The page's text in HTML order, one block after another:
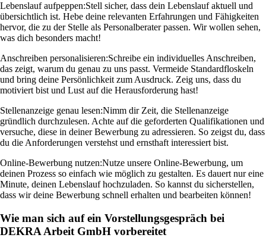
Lebenslauf aufpeppen:Stell sicher, dass dein Lebenslauf aktuell und
übersichtlich ist. Hebe deine relevanten Erfahrungen und Fähigkeiten
hervor, die zu der Stelle als Personalberater passen. Wir wollen sehen,
was dich besonders macht!
Anschreiben personalisieren:Schreibe ein individuelles Anschreiben,
das zeigt, warum du genau zu uns passt. Vermeide Standardfloskeln
und bring deine Persönlichkeit zum Ausdruck. Zeig uns, dass du
motiviert bist und Lust auf die Herausforderung hast!
Stellenanzeige genau lesen:Nimm dir Zeit, die Stellenanzeige
gründlich durchzulesen. Achte auf die geforderten Qualifikationen und
versuche, diese in deiner Bewerbung zu adressieren. So zeigst du, dass
du die Anforderungen verstehst und ernsthaft interessiert bist.
Online-Bewerbung nutzen:Nutze unsere Online-Bewerbung, um
deinen Prozess so einfach wie möglich zu gestalten. Es dauert nur eine
Minute, deinen Lebenslauf hochzuladen. So kannst du sicherstellen,
dass wir deine Bewerbung schnell erhalten und bearbeiten können!
Wie man sich auf ein Vorstellungsgespräch bei
DEKRA Arbeit GmbH vorbereitet